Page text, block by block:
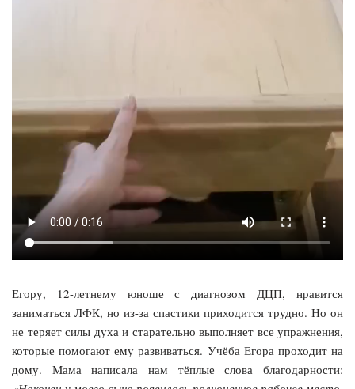
Егору, 12-летнему юноше с диагнозом ДЦП, нравится
заниматься ЛФК, но из-за спастики приходится трудно. Но он
не теряет силы духа и старательно выполняет все упражнения,
которые помогают ему развиваться. Учёба Егора проходит на
дому. Мама написала нам тёплые слова благодарности: